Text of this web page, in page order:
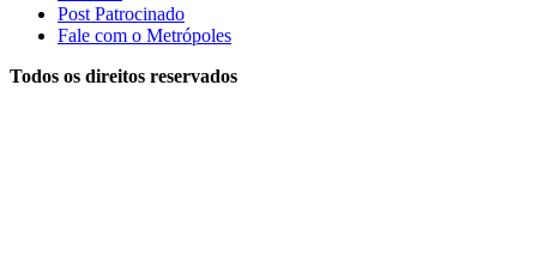
Post Patrocinado
Fale com o Metrópoles
Todos os direitos reservados